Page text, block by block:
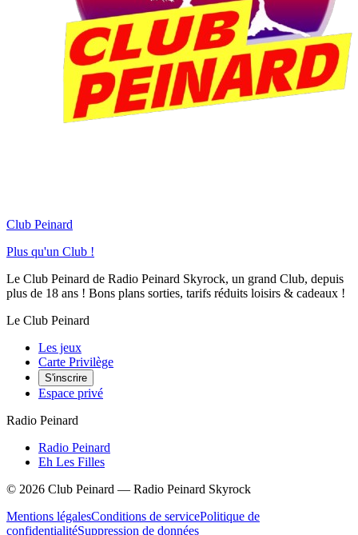
Club Peinard
Plus qu'un Club !
Le Club Peinard de Radio Peinard Skyrock, un grand Club, depuis
plus de 18 ans ! Bons plans sorties, tarifs réduits loisirs & cadeaux !
Le Club Peinard
Les jeux
Carte Privilège
S'inscrire
Espace privé
Radio Peinard
Radio Peinard
Eh Les Filles
© 2026 Club Peinard — Radio Peinard Skyrock
Mentions légalesConditions de servicePolitique de
confidentialitéSuppression de données